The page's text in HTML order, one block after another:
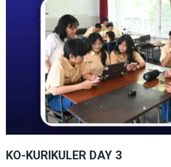
KO-KURIKULER DAY 3